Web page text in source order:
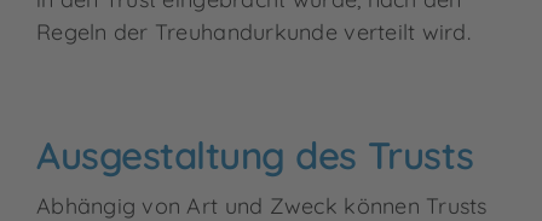
Regeln der Treuhandurkunde verteilt wird.
Ausgestaltung des Trusts
Abhängig von Art und Zweck können Trusts